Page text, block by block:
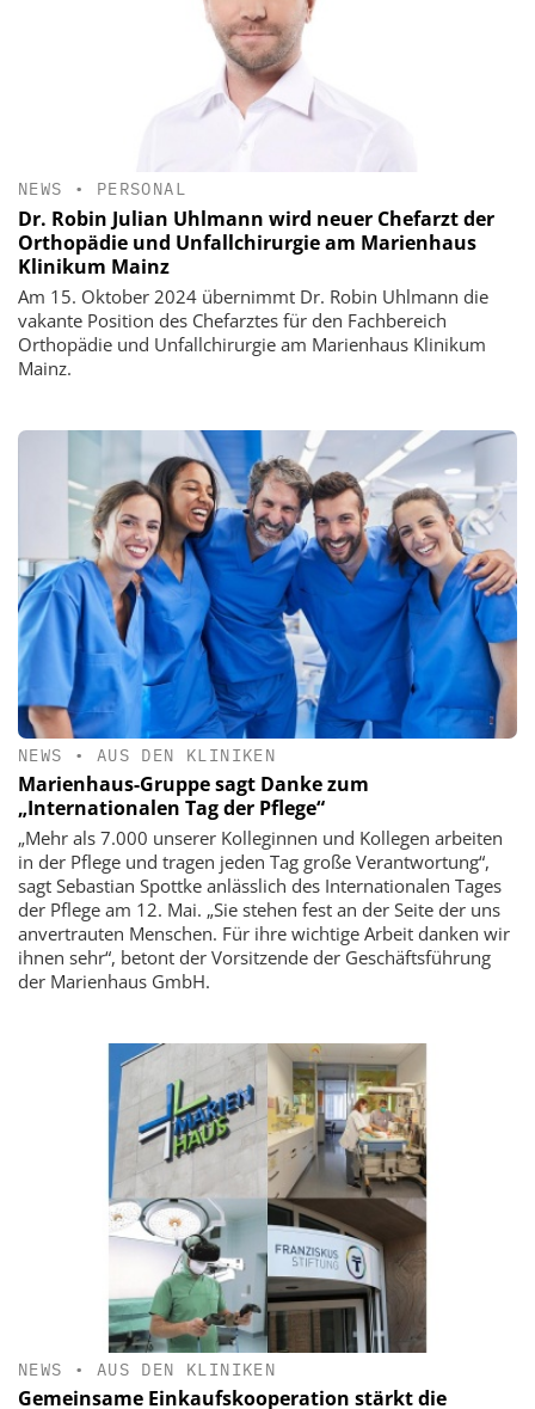
NEWS • PERSONAL
Dr. Robin Julian Uhlmann wird neuer Chefarzt der
Orthopädie und Unfallchirurgie am Marienhaus
Klinikum Mainz
Am 15. Oktober 2024 übernimmt Dr. Robin Uhlmann die
vakante Position des Chefarztes für den Fachbereich
Orthopädie und Unfallchirurgie am Marienhaus Klinikum
Mainz.
NEWS • AUS DEN KLINIKEN
Marienhaus-Gruppe sagt Danke zum
„Internationalen Tag der Pflege“
„Mehr als 7.000 unserer Kolleginnen und Kollegen arbeiten
in der Pflege und tragen jeden Tag große Verantwortung“,
sagt Sebastian Spottke anlässlich des Internationalen Tages
der Pflege am 12. Mai. „Sie stehen fest an der Seite der uns
anvertrauten Menschen. Für ihre wichtige Arbeit danken wir
ihnen sehr“, betont der Vorsitzende der Geschäftsführung
der Marienhaus GmbH.
NEWS • AUS DEN KLINIKEN
Gemeinsame Einkaufskooperation stärkt die